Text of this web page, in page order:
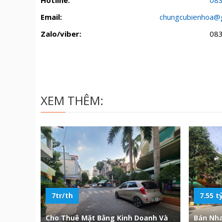
Email:
Zalo/viber:
XEM THÊM:
7tr/th
Cho Thuê Mặt Bằng Kinh Doanh Và
7.55
Bán